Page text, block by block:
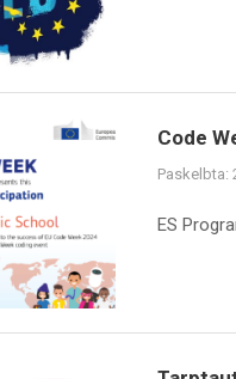
Code
Paskelbta:
ES